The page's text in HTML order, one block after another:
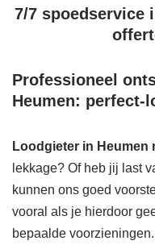
7/7 spoedservice
Professioneel
Heumen: perfect-
Loodgieter in Heumen
lekkage? Of heb jij last
kunnen ons goed
vooral als je hierdoor
bepaalde voorzieningen.